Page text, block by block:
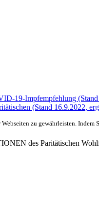
19-Impfempfehlung
(Stand 16.9.2022,
zu gewährleisten.
des Paritätischen